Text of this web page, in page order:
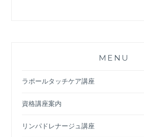
MENU
ラポールタッチケア講座
資格講座案内
リンパドレナージュ講座